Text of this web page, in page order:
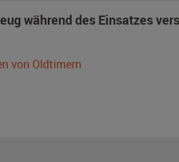
während des Einsatzes
von Oldtimern